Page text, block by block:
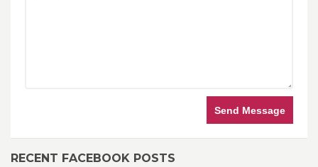
Send Message
RECENT FACEBOOK POSTS